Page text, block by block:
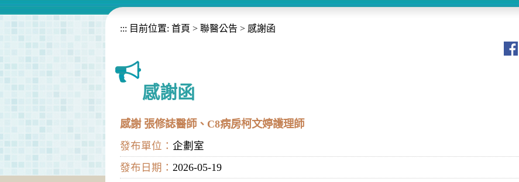
+ + + + +
::: 目前位置: 首頁 > 聯醫公告 > 感謝函
感謝函
感謝 張修誌醫師、C8病房柯文婷護理師
發布單位： 企劃室
發布日期： 2026-05-19